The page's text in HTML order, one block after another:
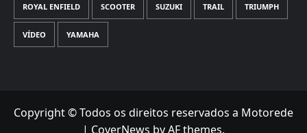
ROYAL ENFIELD SCOOTER SUZUKI TRAIL TRIUMPH
VÍDEO YAMAHA
Copyright © Todos os direitos reservados a Motorede
| CoverNews by AF themes.